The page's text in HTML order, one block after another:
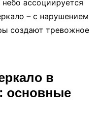
ассоциируется
– с нарушением
создают тревожное
в
основные